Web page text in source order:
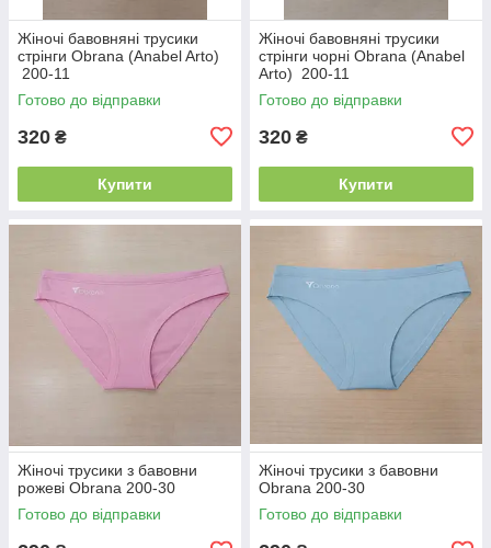
Жіночі бавовняні трусики
стрінги Obrana (Anabel Arto)
200-11
Готово до відправки
320 ₴
Купити
Жіночі бавовняні трусики
стрінги чорні Obrana (Anabel
Arto) 200-11
Готово до відправки
320 ₴
Купити
Жіночі трусики з бавовни
рожеві Obrana 200-30
Готово до відправки
Жіночі трусики з бавовни
Obrana 200-30
Готово до відправки